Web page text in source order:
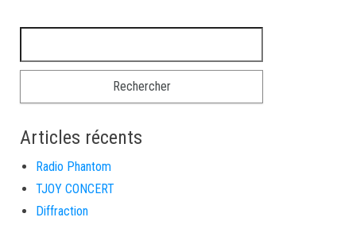
Articles récents
Radio Phantom
TJOY CONCERT
Diffraction